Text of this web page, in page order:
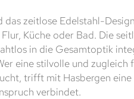
zeitlose Edelstahl-
Küche oder Bad. Die
in die Gesamtoptik
eine stilvolle und zugleich
trifft mit Hasbergen eine
verbindet.